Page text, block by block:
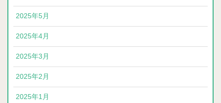
2025年5月
2025年4月
2025年3月
2025年2月
2025年1月